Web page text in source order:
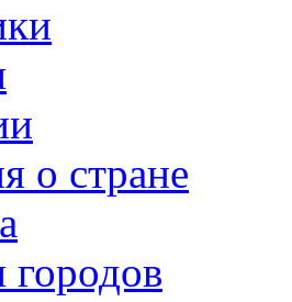
о стране
городов